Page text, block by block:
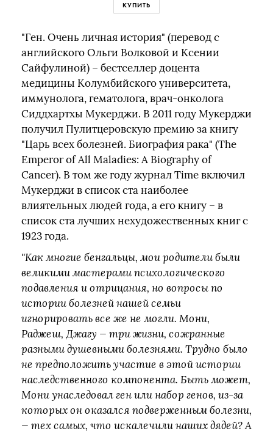
КУПИТЬ
"Ген. Очень личная история" (перевод с
английского Ольги Волковой и Ксении
Сайфулиной) – бестселлер доцента
медицины Колумбийского университета,
иммунолога, гематолога, врач-онколога
Сиддхартхы Мукерджи. В 2011 году Мукерджи
получил Пулитцеровскую премию за книгу
"Царь всех болезней. Биография рака" (The
Emperor of All Maladies: A Biography of
Cancer). В том же году журнал Time включил
Мукерджи в список ста наиболее
влиятельных людей года, а его книгу – в
список ста лучших нехудожественных книг с
1923 года.
"Как многие бенгальцы, мои родители были
великими мастерами психологического
подавления и отрицания, но вопросы по
истории болезней нашей семьи
игнорировать все же не могли. Мони,
Раджеш, Джагу — три жизни, сожранные
разными душевными болезнями. Трудно было
не предположить участие в этой истории
наследственного компонента. Быть может,
Мони унаследовал ген или набор генов, из-за
которых он оказался подверженным болезни,
— тех самых, что искалечили наших дядей? А